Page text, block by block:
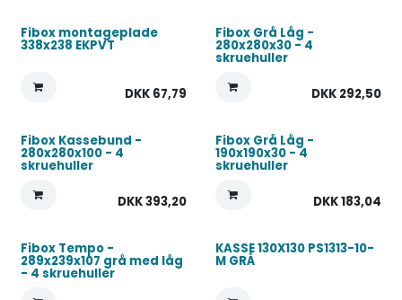
Fibox montageplade
338x238 EKPVT
DKK 67,79
Fibox Grå Låg -
280x280x30 - 4
skruehuller
DKK 292,50
Fibox Kassebund -
280x280x100 - 4
skruehuller
DKK393,20
Fibox Grå Låg -
190x190x30 - 4
skruehuller
DKK183,04
Fibox Tempo -
289x239x107 grå med låg
- 4 skruehuller
KASSE 130X130 PS1313-10-
M GRÅ